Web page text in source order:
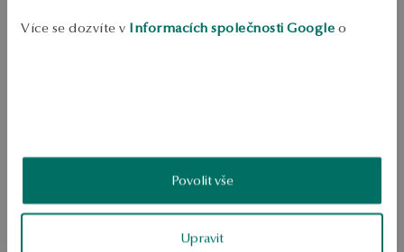
Více se dozvíte v Informacích společnosti Google o
Povolit vše
Upravit
Ruda: zlato Test: 585 Délka: 45 cm Šířka přívěsku: 8 mm Ozdoba:
přívěsek - princ Průměrná hmotnost: více než 1 g
4.9
Založeno na
12hodnocení